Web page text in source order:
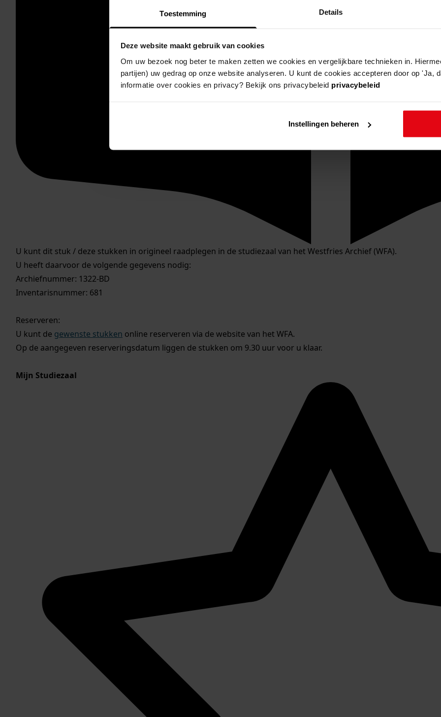
Toestemming Details
Deze website maakt gebruik van cookies
Om uw bezoek nog beter te maken zetten we cookies en vergelijkbare technieken in.
partijen) uw gedrag op onze website analyseren. U kunt de cookies accepteren door op 'Ja,
informatie over cookies en privacy? Bekijk ons privacybeleid privacybeleid
Instellingen beheren
U kunt dit stuk / deze stukken in origineel raadplegen in de studiezaal van het Westfries Archief (WFA).
U heeft daarvoor de volgende gegevens nodig:
Archiefnummer: 1322-BD
Inventarisnummer: 681
Reserveren:
U kunt de gewenste stukken online reserveren via de website van het WFA.
Op de aangegeven reserveringsdatum liggen de stukken om 9.30 uur voor u klaar.
Mijn Studiezaal